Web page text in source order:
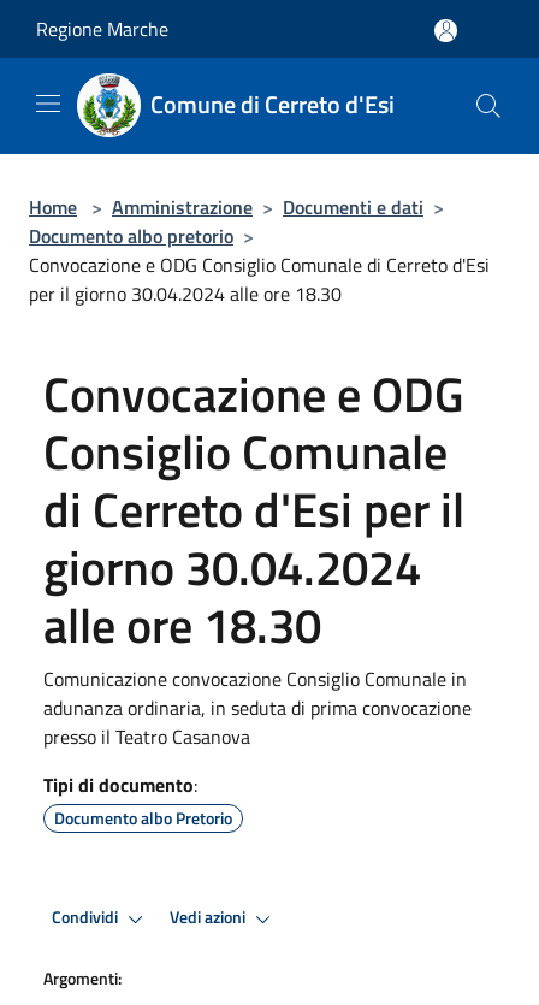
Regione Marche
Comune di Cerreto d'Esi
Home > Amministrazione > Documenti e dati >
Documento albo pretorio >
Convocazione e ODG Consiglio Comunale di Cerreto d'Esi
per il giorno 30.04.2024 alle ore 18.30
Convocazione e ODG
Consiglio Comunale
di Cerreto d'Esi per il
giorno 30.04.2024
alle ore 18.30
Comunicazione convocazione Consiglio Comunale in
adunanza ordinaria, in seduta di prima convocazione
presso il Teatro Casanova
Tipi di documento:
Documento albo Pretorio
Condividi Vedi azioni
Argomenti: